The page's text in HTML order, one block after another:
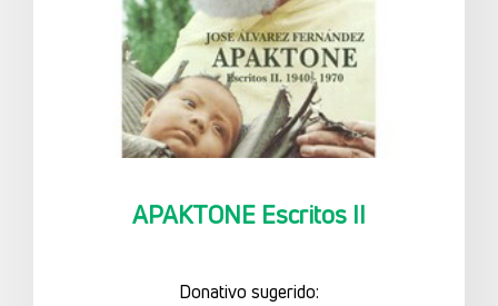
APAKTONE Escritos II
Donativo sugerido: